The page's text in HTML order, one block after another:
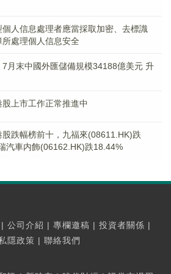
人信息處理者應當採取加密、去標識
處理個人信息安全
7月末中國外匯儲備規模34188億美元 升
上市工作正常推進中
股跌幅榜前十，九福來(08611.HK)跌
汽車内飾(06162.HK)跌18.44%
| 公司介紹 | 專欄邀稿 | 投資者關係 |
隱政策 | 聯絡我們